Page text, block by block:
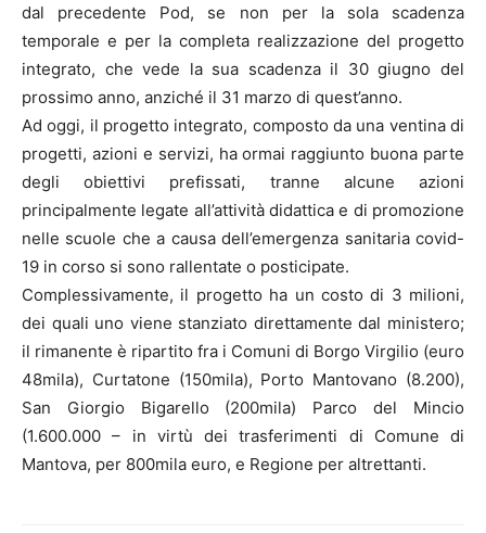
dal precedente Pod, se non per la sola scadenza
temporale e per la completa realizzazione del progetto
integrato, che vede la sua scadenza il 30 giugno del
prossimo anno, anziché il 31 marzo di quest’anno.
Ad oggi, il progetto integrato, composto da una ventina di
progetti, azioni e servizi, ha ormai raggiunto buona parte
degli obiettivi prefissati, tranne alcune azioni
principalmente legate all’attività didattica e di promozione
nelle scuole che a causa dell’emergenza sanitaria covid-
19 in corso si sono rallentate o posticipate.
Complessivamente, il progetto ha un costo di 3 milioni,
dei quali uno viene stanziato direttamente dal ministero;
il rimanente è ripartito fra i Comuni di Borgo Virgilio (euro
48mila), Curtatone (150mila), Porto Mantovano (8.200),
San Giorgio Bigarello (200mila) Parco del Mincio
(1.600.000 – in virtù dei trasferimenti di Comune di
Mantova, per 800mila euro, e Regione per altrettanti.